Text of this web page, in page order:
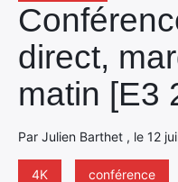
direct,
matin [E3
Par Julien Barthet , le 12
4K conférence